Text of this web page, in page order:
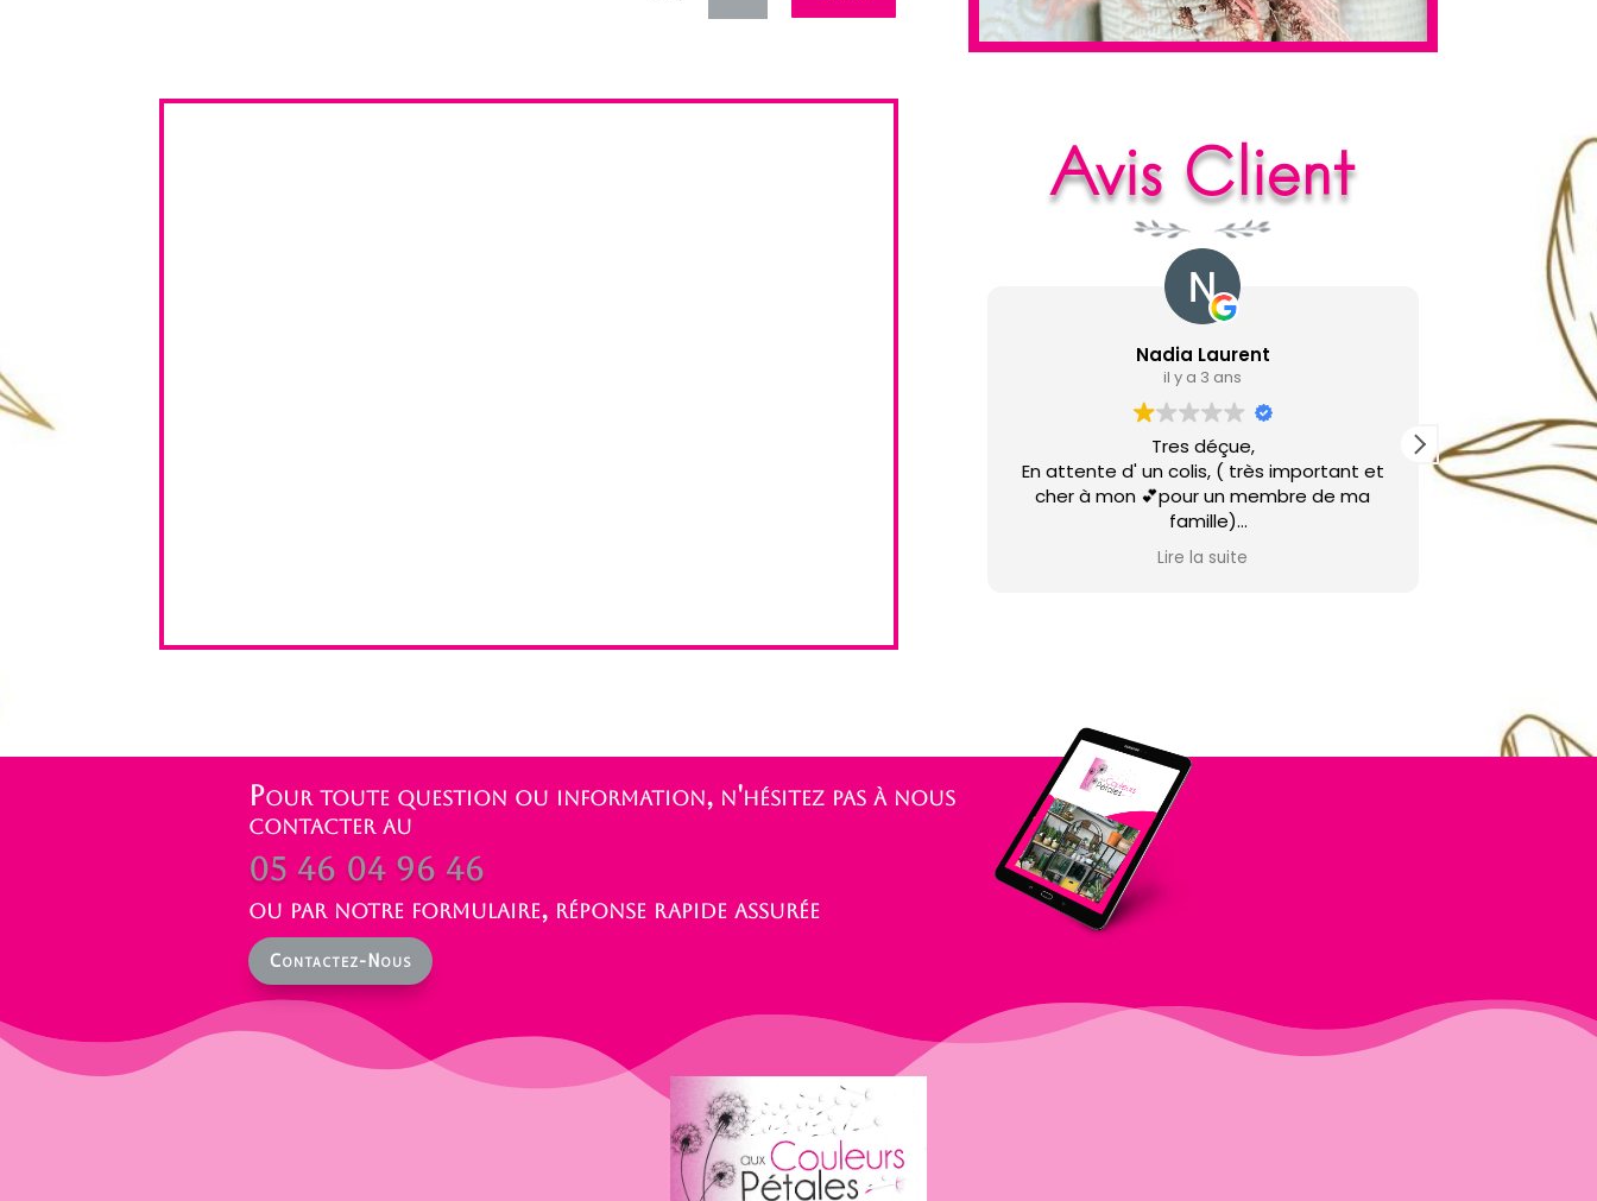
Avis Client
Nadia Laurent
il y a 3 ans
Tres déçue,
En attente d' un colis, ( très important et
cher à mon 💕pour un membre de ma
famille)
petit mot sur la porte!!!!
Je préfère traverser la départementale.
Lire la suite
Très gentille
.
Pour toute question ou information, n'hésitez pas à nous
contacter au
05 46 04 96 46
ou par notre formulaire, réponse rapide assurée
Contactez-Nous